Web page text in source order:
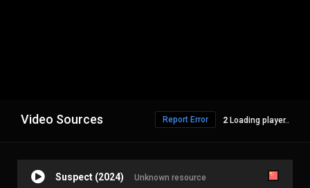
Video Sources 1 Loading player..
Report Error
Suspect (2024) Unknown resource